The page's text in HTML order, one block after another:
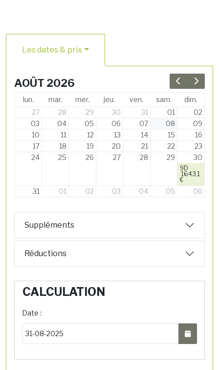
Les dates & prix
Previous
Next
AOÛT 2026
lun. mar. mer. jeu. ven. sam.
dim.
27
28 29 30 31 01
02
03
04 05 06 07 08
09
10
11 12 13 14 15
16
17
18 19 20 21 22
23
24
25 26 27 28 29 30
9D
1643,1
€
31 01 02 03 04 05 06
Suppléments
Réductions
CALCULATION
Date :